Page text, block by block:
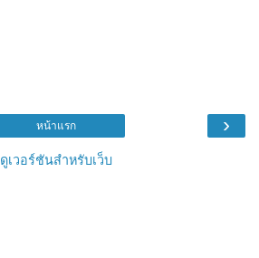
›
หน้าแรก
ดูเวอร์ชันสำหรับเว็บ